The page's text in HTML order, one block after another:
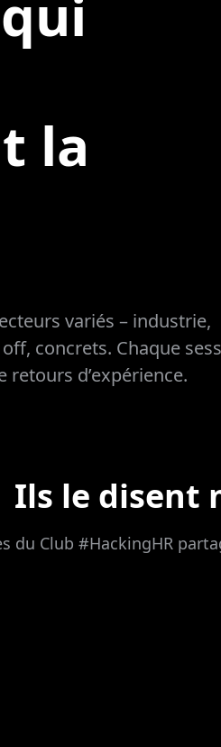
la
variés – industrie,
concrets. Chaque
retours d’expérience.
Ils le disent
du Club #HackingHR